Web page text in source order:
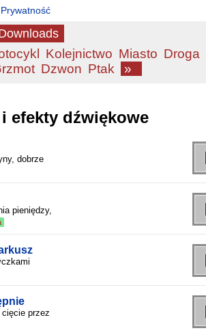
Prywatność
Kolejnictwo Miasto Droga
Dzwon Ptak »
efekty dźwiękowe
dobrze
pieniędzy,
przez